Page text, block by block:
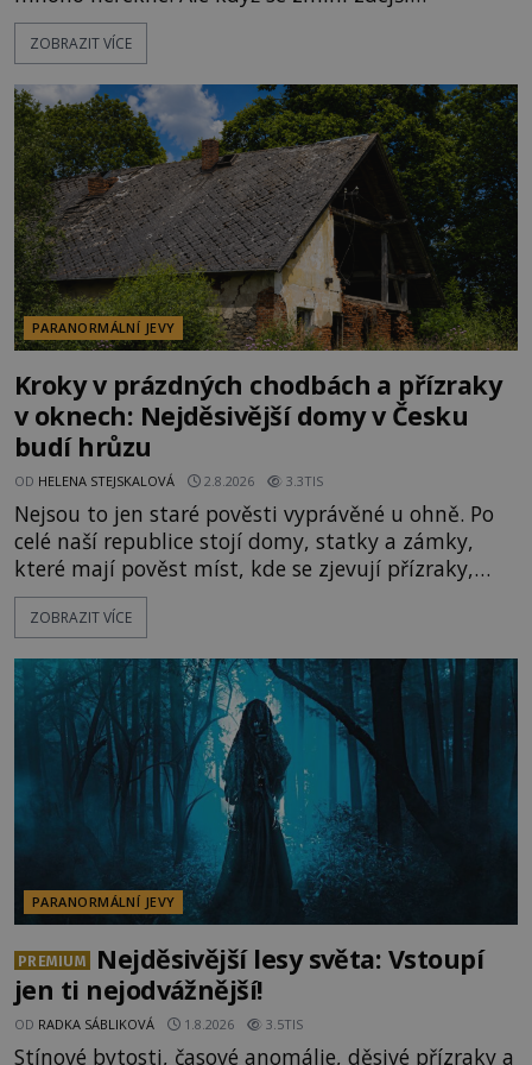
Disneyland, je hned jasno. Zábavní park vyroste na
poklidném místě bývalého sadu pomerančovníků.
kolem 17 000 000 zábavychtivých lidí ročně. A ač je
velká snaha to utajit, někteří z
ZOBRAZIT VÍCE
PARANORMÁLNÍ JEVY
Kroky v prázdných chodbách a přízraky
v oknech: Nejděsivější domy v Česku
budí hrůzu
OD HELENA STEJSKALOVÁ 2.8.2026 3.3TIS
Nejsou to jen staré pověsti vyprávěné u ohně. Po
celé naší republice stojí domy, statky a zámky,
které mají pověst míst, kde se zjevují přízraky,
ozývají nevysvětlitelné zvuky nebo se dějí podivné
jevy. Zatímco historici většinou hledají racionální
lokality vykazují nápadně podobná svědectví po
celé generace. A právě tato opakující se svědectví
ZOBRAZIT VÍCE
PARANORMÁLNÍ JEVY
PREMIUM
Nejděsivější lesy světa: Vstoupí
jen ti nejodvážnější!
OD RADKA SÁBLIKOVÁ 1.8.2026 3.5TIS
Stínové bytosti, časové anomálie, děsivé přízraky a